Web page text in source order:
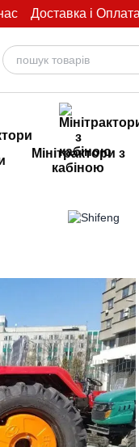
Доставка і Оплата
Мінітрактори з
кабіною